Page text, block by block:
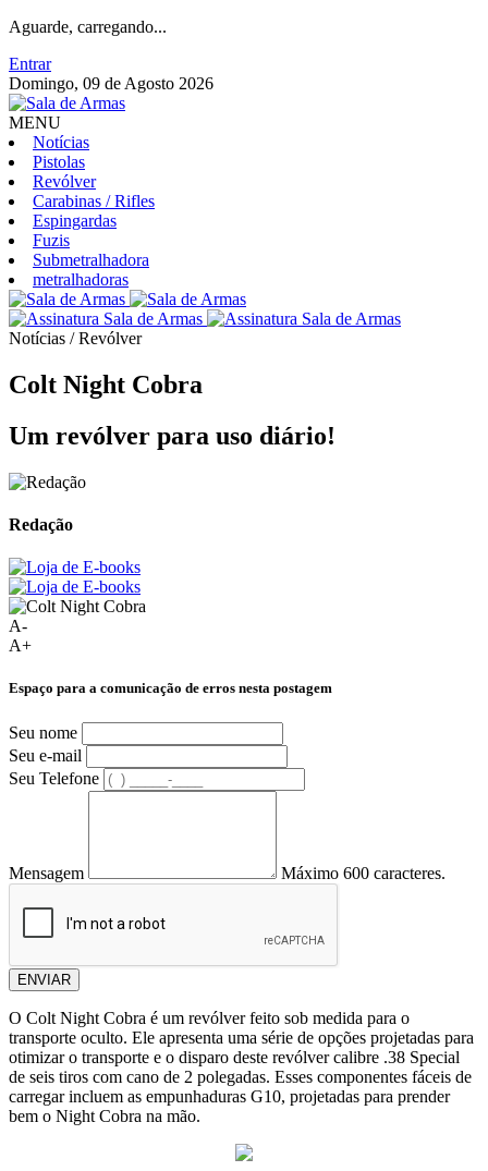
Aguarde, carregando...
Entrar
Domingo, 09 de Agosto 2026
MENU
Notícias
Pistolas
Revólver
Carabinas / Rifles
Espingardas
Fuzis
Submetralhadora
metralhadoras
Notícias / Revólver
Colt Night Cobra
Um revólver para uso diário!
Redação
A-
A+
Espaço para a comunicação de erros nesta postagem
Seu nome
Seu e-mail
Seu Telefone
Mensagem Máximo 600 caracteres.
ENVIAR
O Colt Night Cobra é um revólver feito sob medida para o
transporte oculto. Ele apresenta uma série de opções projetadas para
otimizar o transporte e o disparo deste revólver calibre .38 Special
de seis tiros com cano de 2 polegadas. Esses componentes fáceis de
carregar incluem as empunhaduras G10, projetadas para prender
bem o Night Cobra na mão.